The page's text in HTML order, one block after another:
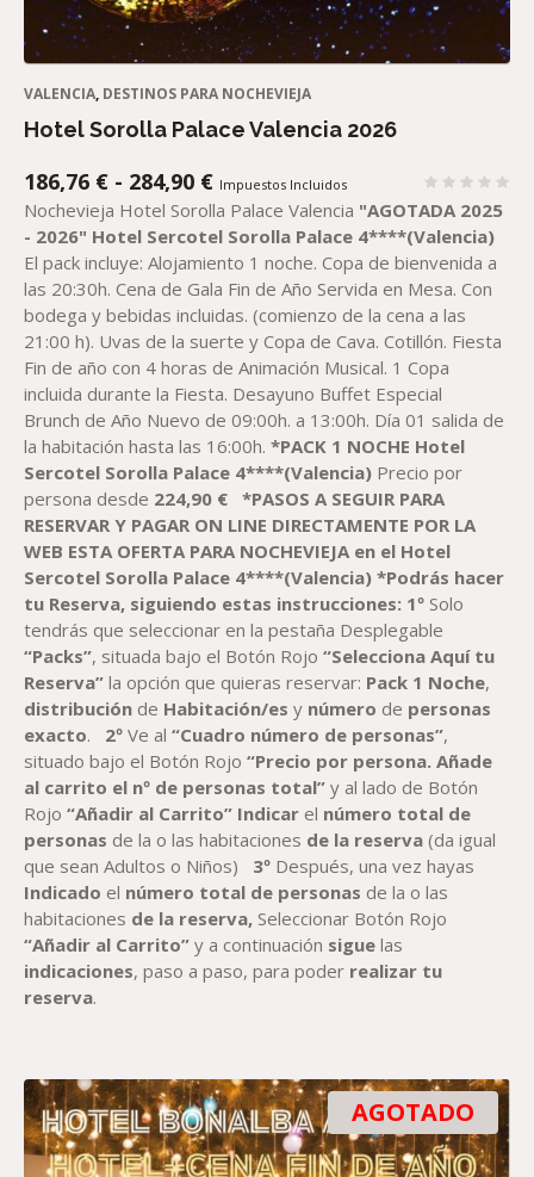
VALENCIA, DESTINOS PARA NOCHEVIEJA
Hotel Sorolla Palace Valencia 2026
186,76 € - 284,90 €RANGO
DE
PRECIOS:
DESDE
186,76 €
HASTA
284,90 €
Impuestos Incluidos
Nochevieja Hotel Sorolla Palace Valencia "AGOTADA 2025
- 2026" Hotel Sercotel Sorolla Palace 4****(Valencia)
El pack incluye: Alojamiento 1 noche. Copa de bienvenida a
las 20:30h. Cena de Gala Fin de Año Servida en Mesa. Con
bodega y bebidas incluidas. (comienzo de la cena a las
21:00 h). Uvas de la suerte y Copa de Cava. Cotillón. Fiesta
Fin de año con 4 horas de Animación Musical. 1 Copa
incluida durante la Fiesta. Desayuno Buffet Especial
Brunch de Año Nuevo de 09:00h. a 13:00h. Día 01 salida de
la habitación hasta las 16:00h.*PACK 1 NOCHE Hotel
Sercotel Sorolla Palace 4****(Valencia) Precio por
persona desde 224,90 €
*PASOS A SEGUIR PARA
RESERVAR Y PAGAR ON LINE DIRECTAMENTE POR LA
WEB ESTA OFERTA PARA NOCHEVIEJA en el Hotel
Sercotel Sorolla Palace 4****(Valencia) *Podrás hacer
tu Reserva, siguiendo estas instrucciones: 1ºSolo
tendrás que seleccionar en la pestaña Desplegable
“Packs”, situada bajo el Botón Rojo“Selecciona Aquí tu
Reserva” la opción que quieras reservar: Pack 1 Noche,
distribución de Habitación/es y número de personas
exacto. 2ºVe al “Cuadro número de personas”,
situado bajo el Botón Rojo“Precio por persona. Añade
al carrito el nº de personas total”y al lado de Botón
Rojo“Añadir al Carrito” Indicar el número total de
personas de la o las habitaciones de la reserva (da igual
que sean Adultos o Niños) 3º Después, una vez hayas
Indicado el número total de personas de la o las
habitaciones de la reserva, Seleccionar Botón Rojo
“Añadir al Carrito” y a continuación sigue las
indicaciones, paso a paso, para poder realizar tu
reserva.
AGOTADO